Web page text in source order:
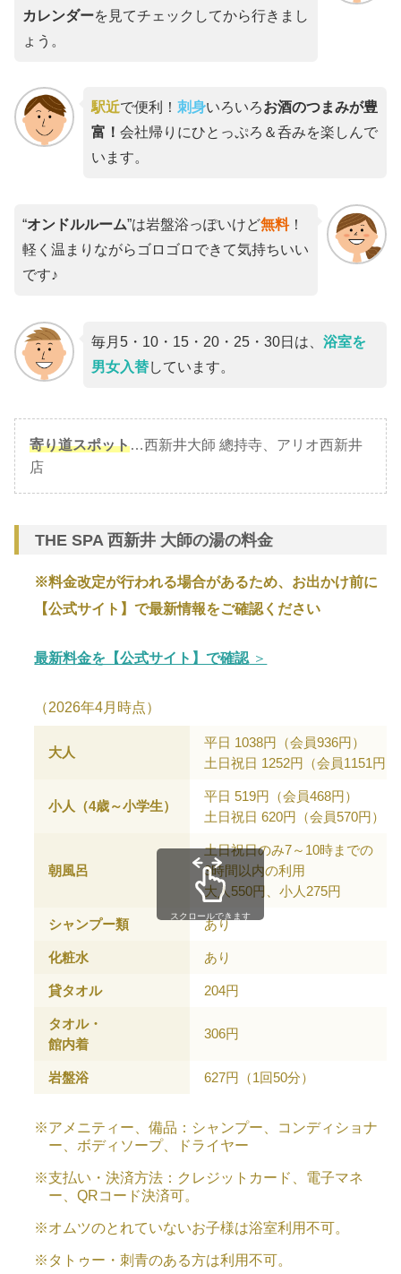
カレンダーを見てチェックしてから行きまし
ょう。
駅近で便利！ 刺身いろいろお酒のつまみが豊
富！ 会社帰りにひとっぷろ＆呑みを楽しんで
います。
“オンドルルーム”は岩盤浴っぽいけど無料！
軽く温まりながらゴロゴロできて気持ちいい
です♪
毎月5・10・15・20・25・30日は、 浴室を
男女入替しています。
寄り道スポット…西新井大師 總持寺、アリオ西新井
店
THE SPA 西新井 大師の湯の料金
※料金改定が行われる場合があるため、お出かけ前に
【公式サイト】で最新情報をご確認ください
最新料金を【公式サイト】で確認 ＞
（2026年4月時点）
大人
平日 1038円（会員936円）
土日祝日 1252円（会員1151円）
小人（4歳～小学生）
平日 519円（会員468円）
土日祝日 620円（会員570円）
朝風呂
土日祝日のみ7～10時までの
3時間以内の利用
大人550円、小人275円
シャンプー類 あり
化粧水 あり
貸タオル 204円
タオル・
館内着
306円
岩盤浴 627円（1回50分）
スクロールできます
※アメニティー、備品：シャンプー、コンディショナ
ー、ボディソープ、ドライヤー
※支払い・決済方法：クレジットカード、電子マネ
ー、QRコード決済可。
※オムツのとれていないお子様は浴室利用不可。
※タトゥー・刺青のある方は利用不可。